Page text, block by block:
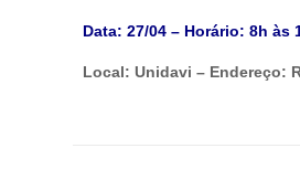
Data: 27/04 – Horário: 8h às
Local: Unidavi – Endereço: